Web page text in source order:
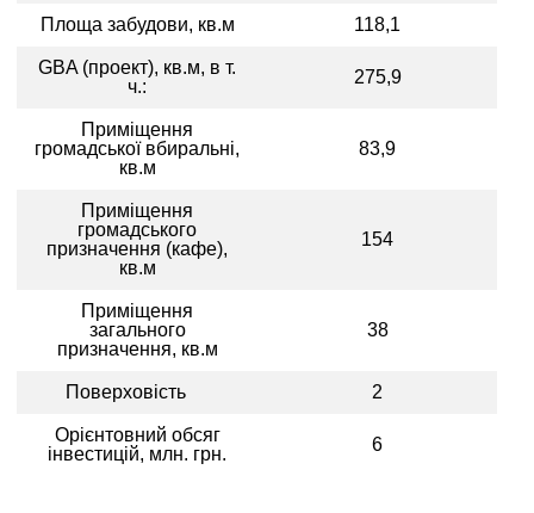
ІНВЕСТИЦІЙНИЙ ФОРУМ 2022
ІНВЕСТИЦІЙНИЙ ФОРУМ 2021
ІНВЕСТИЦІЙНИЙ ФОРУМ 2020
ІНВЕСТИЦІЙНИЙ ФОРУМ 2018
ІНВЕСТИЦІЙНИЙ ФОРУМ 2016
АГЕНТСТВО
Площа забудови, кв.м 118,1
GBA (проект), кв.м, в т.
ч.:
275,9
Приміщення
громадської вбиральні,
кв.м
83,9
Приміщення
громадського
призначення (кафе),
кв.м
154
Приміщення
загального
призначення, кв.м
38
Поверховість 2
Орієнтовний обсяг
інвестицій, млн. грн.
6